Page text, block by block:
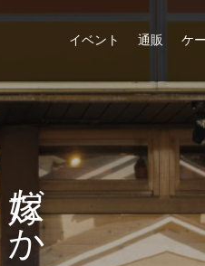
イベント 通販 ケ
だ
か
ら
み
え
る